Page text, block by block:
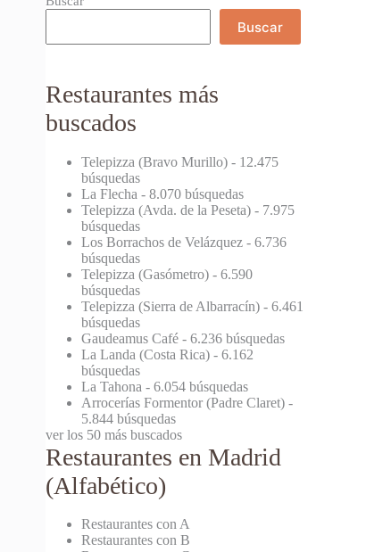
Buscar
Restaurantes más
buscados
Telepizza (Bravo Murillo) - 12.475
búsquedas
La Flecha - 8.070 búsquedas
Telepizza (Avda. de la Peseta) - 7.975
búsquedas
Los Borrachos de Velázquez - 6.736
búsquedas
Telepizza (Gasómetro) - 6.590
búsquedas
Telepizza (Sierra de Albarracín) - 6.461
búsquedas
Gaudeamus Café - 6.236 búsquedas
La Landa (Costa Rica) - 6.162
búsquedas
La Tahona - 6.054 búsquedas
Arrocerías Formentor (Padre Claret) -
5.844 búsquedas
ver los 50 más buscados
Restaurantes en Madrid
(Alfabético)
Restaurantes con A
Restaurantes con B